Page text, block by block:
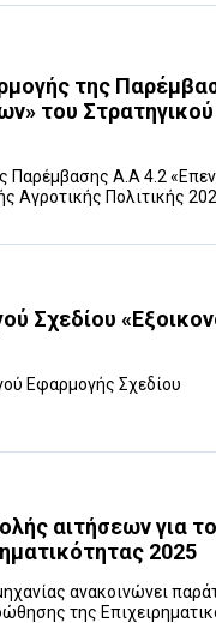
της
του
Παρέμβασης Α.Α 4.2
‎Αγροτικής Πολιτικής
Σχεδίου
Εφαρμογής Σχεδίου
αιτήσεων για
2025
ανακοινώνει
της